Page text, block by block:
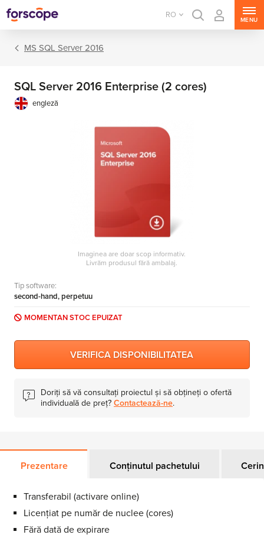
RO
MENU
MS Project Server
MS System Center
Server CALs
MS SQL Server 2016
SQL Server 2016 Enterprise (2 cores)
engleză
Imaginea are doar scop informativ.
Livrăm produsul fără ambalaj.
Tip software:
second-hand, perpetuu
MOMENTAN STOC EPUIZAT
VERIFICA DISPONIBILITATEA
Doriți să vă consultați proiectul și să obțineți o ofertă
individuală de preț? Contactează-ne.
Prezentare Conținutul pachetului
Transferabil (activare online)
Licențiat pe număr de nuclee (cores)
Fără dată de expirare